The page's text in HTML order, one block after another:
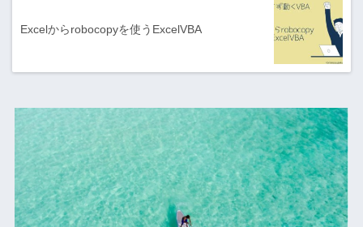
Excelからrobocopyを使うExcelVBA